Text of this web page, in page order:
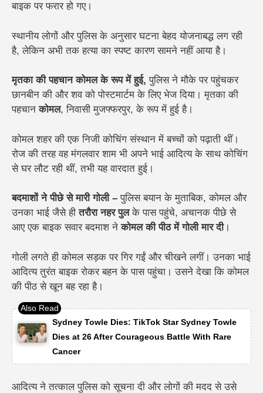
बाइक पर फरार हो गए।
स्थानीय लोगों और पुलिस के अनुसार घटना बेहद योजनाबद्ध लग रही
है, लेकिन अभी तक हत्या का स्पष्ट कारण सामने नहीं आया है।
मृतका की पहचान कोमल के रूप में हुई,पुलिस ने मौके पर पहुंचकर
छानबीन की और शव को पोस्टमार्टम के लिए भेज दिया। मृतका की
पहचानकोमल, निवासी मुजफ्फरपुर, के रूप में हुई है।
कोमल शहर की एक निजी कोचिंग संस्थान में बच्चों को पढ़ाती थीं।
रोज की तरह वह मंगलवार शाम भी अपने भाई आदित्य के साथ कोचिंग
से घर लौट रही थीं, तभी यह वारदात हुई।
बदमाशों ने पीछे से मारी गोली – पुलिस बयान के मुताबिक, कोमल और
उनका भाई जैसे हीतरौरा नहर पुलके पास पहुंचे, अचानक पीछे से
आए एक बाइक सवार बदमाश नेकोमल की पीठ में गोली मार दी।
गोली लगते ही कोमल सड़क पर गिर गईं और चीखने लगीं। उनका भाई
आदित्य तुरंत बाइक रोकर बहन के पास पहुंचा। उसने देखा कि कोमल
की पीठ से खून बह रहा है।
Sydney Towle Dies: TikTok Star Sydney Towle
Dies at 26 After Courageous Battle With Rare
Cancer
आदित्य ने तत्काल पुलिस को सूचना दी और लोगों की मदद से उसे